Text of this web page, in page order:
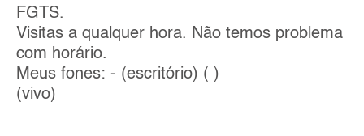
FGTS.
Visitas a qualquer hora. Não temos problema
com horário.
Meus fones: - (escritório) ( )
(vivo)